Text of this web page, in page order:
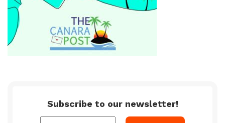
Subscribe to our newsletter!